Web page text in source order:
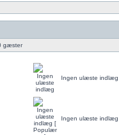
gæster
Ingen ulæste indlæg
Ingen ulæste